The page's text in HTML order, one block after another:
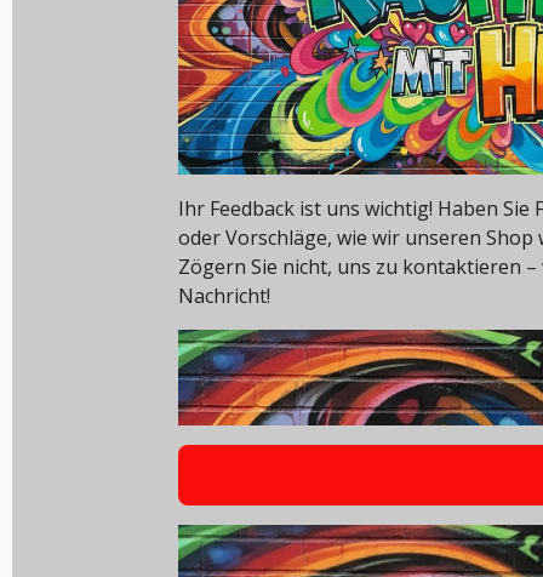
Ihr Feedback ist uns wichtig! Haben
oder Vorschläge, wie wir unseren
Zögern Sie nicht, uns zu kontaktieren
Nachricht!